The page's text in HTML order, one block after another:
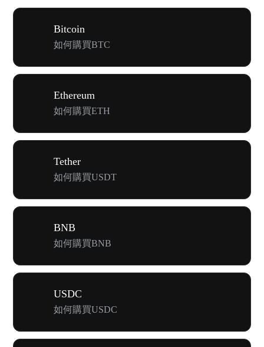
Bitcoin
如何購買BTC
Ethereum
如何購買ETH
Tether
如何購買USDT
BNB
如何購買BNB
USDC
如何購買USDC